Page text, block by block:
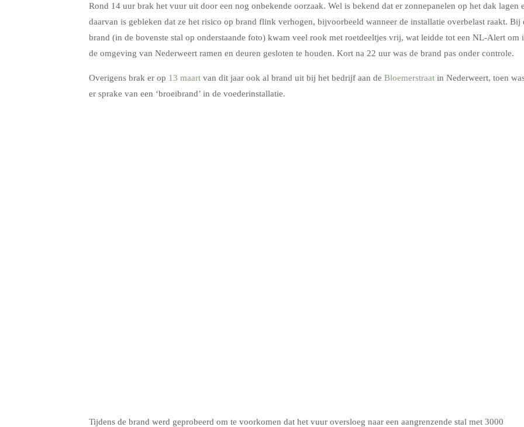
Rond 14 uur brak het vuur uit door een nog onbekende oorzaak. Wel is bekend dat er zonnepanelen op het dak lagen
daarvan is gebleken dat ze het risico op brand flink verhogen, bijvoorbeeld wanneer de installatie overbelast raakt. Bij
brand (in de bovenste stal op onderstaande foto) kwam veel rook met roetdeeltjes vrij, wat leidde tot een NL-Alert om
de omgeving van Nederweert ramen en deuren gesloten te houden. Kort na 22 uur was de brand pas onder controle.
Overigens brak er op 13 maart van dit jaar ook al brand uit bij het bedrijf aan de Bloemerstraat in Nederweert, toen
er sprake van een ‘broeibrand’ in de voederinstallatie.
Tijdens de brand werd geprobeerd om te voorkomen dat het vuur oversloeg naar een aangrenzende stal met 3000